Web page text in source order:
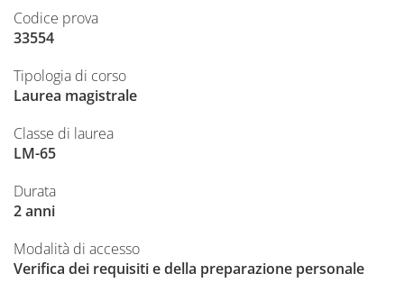
Codice prova
33554
Tipologia di corso
Laurea magistrale
Classe di laurea
LM-65
Durata
2 anni
Modalità di accesso
Verifica dei requisiti e della preparazione personale